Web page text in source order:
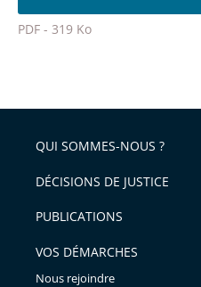
l'article
pour
police
PDF - 319 Ko
l'article
pour
avant
QUI SOMMES-NOUS ?
DÉCISIONS DE JUSTICE
PUBLICATIONS
VOS DÉMARCHES
Nous rejoindre